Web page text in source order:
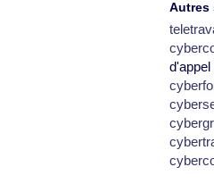
Autres
d'appel